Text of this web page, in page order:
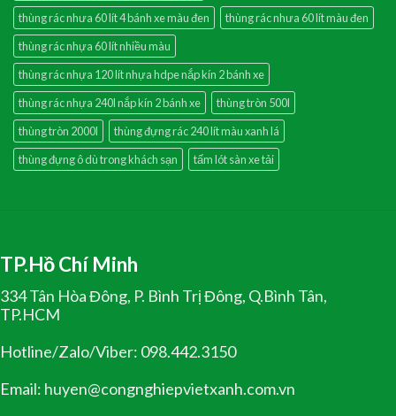
thùng rác nhưa 60 lít 4 bánh xe màu đen
thùng rác nhưa 60 lít màu đen
thùng rác nhựa 60 lít nhiều màu
thùng rác nhựa 120 lít nhựa hdpe nắp kín 2 bánh xe
thùng rác nhựa 240l nắp kín 2 bánh xe
thùng tròn 500l
thùng tròn 2000l
thùng đựng rác 240 lít màu xanh lá
thùng đựng ô dù trong khách sạn
tấm lót sàn xe tải
TP.Hồ Chí Minh
334 Tân Hòa Đông, P. Bình Trị Đông, Q.Bình Tân,
TP.HCM
Hotline/Zalo/Viber: 098.442.3150
Email: huyen@congnghiepvietxanh.com.vn